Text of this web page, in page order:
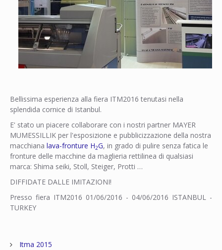
Bellissima esperienza alla fiera ITM2016 tenutasi nella
splendida cornice di Istanbul.
E' stato un piacere collaborare con i nostri partner MAYER
MUMESSILLIK per l'esposizione e pubblicizzazione della nostra
macchiana lava-fronture H2G, in grado di pulire senza fatica le
fronture delle macchine da maglieria rettilinea di qualsiasi
marca: Shima seiki, Stoll, Steiger, Protti …
DIFFIDATE DALLE IMITAZIONI!
Presso fiera ITM2016 01/06/2016 - 04/06/2016 ISTANBUL -
TURKEY
Itma 2015